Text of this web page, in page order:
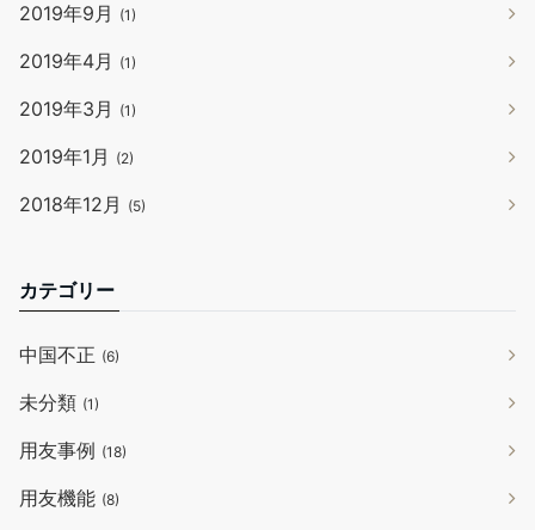
2019年9月 (1)
2019年4月 (1)
2019年3月 (1)
2019年1月 (2)
2018年12月 (5)
カテゴリー
中国不正 (6)
未分類 (1)
用友事例 (18)
用友機能 (8)